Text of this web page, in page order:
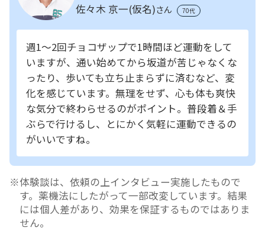
佐々木 京一(仮名)さん 70代
週1～2回チョコザップで1時間ほど運動をして
いますが、通い始めてから坂道が苦じゃなくな
ったり、歩いても立ち止まらずに済むなど、変
化を感じています。無理をせず、心も体も爽快
な気分で終わらせるのがポイント。普段着＆手
ぶらで行けるし、とにかく気軽に運動できるの
がいいですね。
体験談は、依頼の上インタビュー実施したもので
す。薬機法にしたがって一部改変しています。結果
には個人差があり、効果を保証するものではありま
せん。